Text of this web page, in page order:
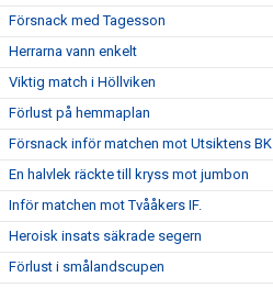
Försnack med Tagesson
Herrarna vann enkelt
Viktig match i Höllviken
Förlust på hemmaplan
Försnack inför matchen mot Utsiktens BK
En halvlek räckte till kryss mot jumbon
Inför matchen mot Tvååkers IF.
Heroisk insats säkrade segern
Förlust i smålandscupen